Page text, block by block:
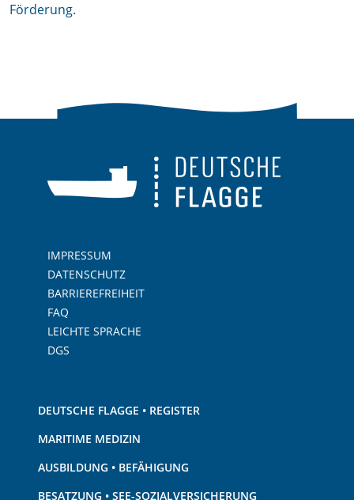
Förderung.
IMPRESSUM
DATENSCHUTZ
BARRIEREFREIHEIT
FAQ
LEICHTE SPRACHE
DGS
DEUTSCHE FLAGGE • REGISTER
MARITIME MEDIZIN
AUSBILDUNG • BEFÄHIGUNG
BESATZUNG • SEE-SOZIALVERSICHERUNG